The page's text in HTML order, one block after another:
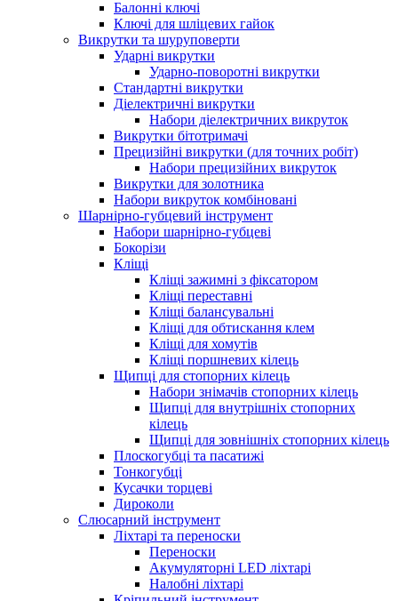
Балонні ключі
Ключі для шліцевих гайок
Викрутки та шуруповерти
Ударні викрутки
Ударно-поворотні викрутки
Стандартні викрутки
Діелектричні викрутки
Набори діелектричних викруток
Викрутки бітотримачі
Прецизійні викрутки (для точних робіт)
Набори прецизійних викруток
Викрутки для золотника
Набори викруток комбіновані
Шарнірно-губцевий інструмент
Набори шарнірно-губцеві
Бокорізи
Кліщі
Кліщі зажимні з фіксатором
Кліщі переставні
Кліщі балансувальні
Кліщі для обтискання клем
Кліщі для хомутів
Кліщі поршневих кілець
Щипці для стопорних кілець
Набори знімачів стопорних кілець
Щипці для внутрішніх стопорних
кілець
Щипці для зовнішніх стопорних кілець
Плоскогубці та пасатижі
Тонкогубці
Кусачки торцеві
Дироколи
Слюсарний інструмент
Ліхтарі та переноски
Переноски
Акумуляторні LED ліхтарі
Налобні ліхтарі